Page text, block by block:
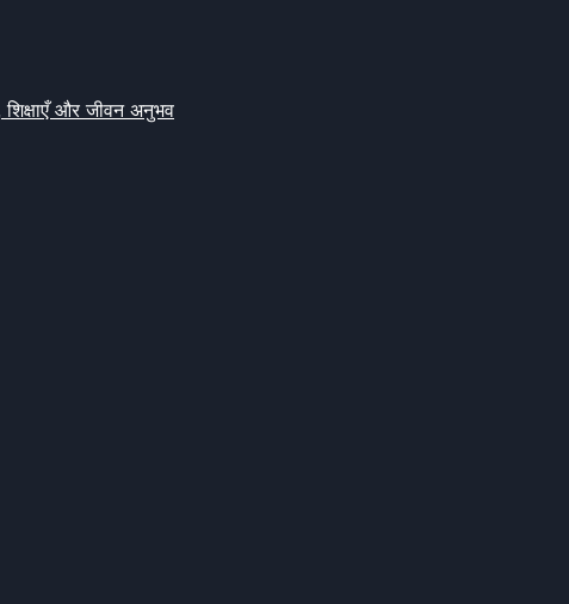
शिक्षाएँ और जीवन अनुभव